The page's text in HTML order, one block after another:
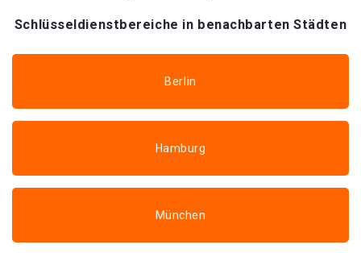
Schlüsseldienstbereiche in benachbarten Städten
Berlin
Hamburg
München